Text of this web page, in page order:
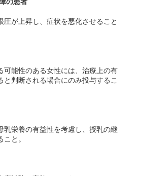
圧が上昇し、症状を悪化させること
可能性のある女性には、治療上の有
と判断される場合にのみ投与するこ
乳栄養の有益性を考慮し、授乳の継
と。